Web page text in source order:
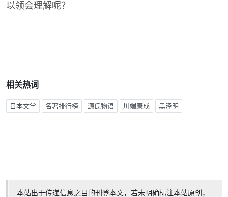
以领会理解呢？
相关热词
日本文学 名著排行榜 源氏物语 川端康成 黑泽明
本站出于传递信息之目的刊登本文，若未明确标注本站原创，